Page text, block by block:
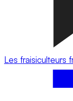
Les fraisiculteurs